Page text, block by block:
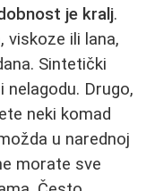
je kralj.
viskoze ili lana,
Sintetički
Drugo,
neki komad
u narednoj
morate sve